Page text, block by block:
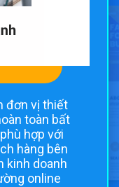
đơn vị thiết
toàn bất
hợp với
hàng bên
kinh doanh
online